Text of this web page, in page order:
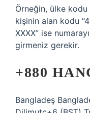
Örneğin, ülke kodu
kişinin alan kodu
XXXX” ise
girmeniz gerekir.
+880
Bangladeş